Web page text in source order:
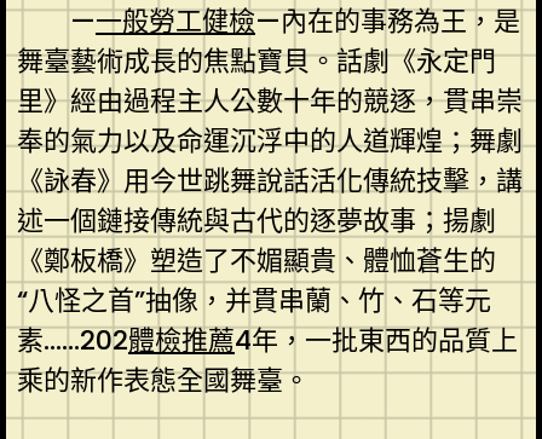
—一般勞工健檢—內在的事務為王，是
舞臺藝術成長的焦點寶貝。話劇《永定門
里》經由過程主人公數十年的競逐，貫串崇
奉的氣力以及命運沉浮中的人道輝煌；舞劇
《詠春》用今世跳舞說話活化傳統技擊，講
述一個鏈接傳統與古代的逐夢故事；揚劇
《鄭板橋》塑造了不媚顯貴、體恤蒼生的
“八怪之首”抽像，并貫串蘭、竹、石等元
素……202體檢推薦4年，一批東西的品質上
乘的新作表態全國舞臺。